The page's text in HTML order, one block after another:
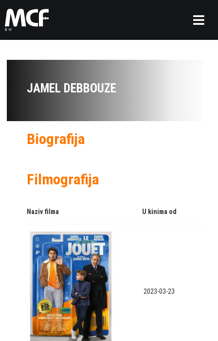
JAMEL DEBBOUZE
Biografija
Filmografija
Naziv filma U kinima od
2023-03-23